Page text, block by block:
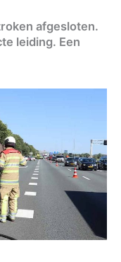
afgesloten.
leiding. Een